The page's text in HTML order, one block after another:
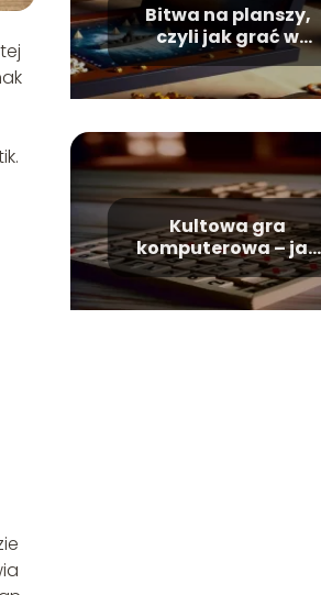
Bitwa na planszy,
czyli jak grać w
statki?
Kultowa gra
komputerowa – jak
grać w sapera?